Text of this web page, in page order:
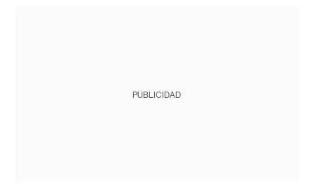
PUBLICIDAD